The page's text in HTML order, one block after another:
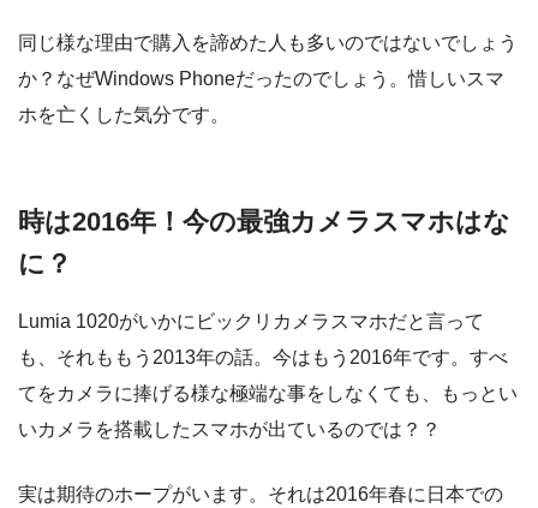
同じ様な理由で購入を諦めた人も多いのではないでしょう
か？なぜWindows Phoneだったのでしょう。惜しいスマ
ホを亡くした気分です。
時は2016年！今の最強カメラスマホはな
に？
Lumia 1020がいかにビックリカメラスマホだと言って
も、それももう2013年の話。今はもう2016年です。すべ
てをカメラに捧げる様な極端な事をしなくても、もっとい
いカメラを搭載したスマホが出ているのでは？？
実は期待のホープがいます。それは2016年春に日本での